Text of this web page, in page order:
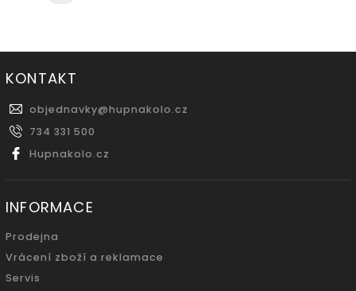
KONTAKT
objednavky@hupnakolo.cz
734 331 500
Hupnakolo.cz
INFORMACE
Prodejna
Vrácení zboží a reklamace
Servis